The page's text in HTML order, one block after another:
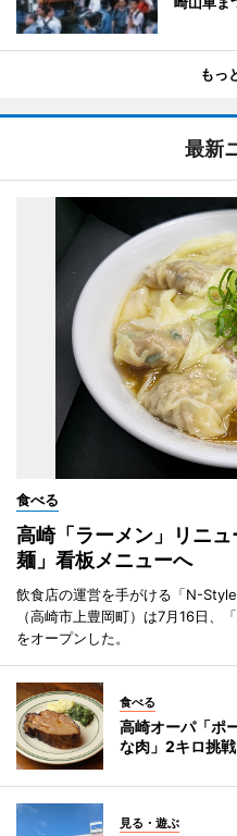
もっ
最新
食べる
高崎「ラーメン」リニ
麺」看板メニューへ
飲食店の運営を手がける「N-
（高崎市上豊岡町）は7月16日、
をオープンした。
食べる
高崎オーパ「ポ
な肉」2キロ挑
見る・遊ぶ